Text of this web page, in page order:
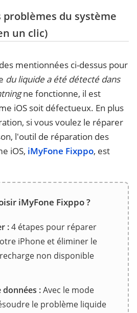
problèmes du système
un clic)
mentionnées ci-dessus pour
du liquide a été détecté dans
ne fonctionne, il est
iOS soit défectueux. En plus
si vous voulez le réparer
l'outil de réparation des
iOS, iMyFone Fixppo, est
iMyFone Fixppo ?
:4 étapes pour réparer
iPhone et éliminer le
non disponible
données :Avec le mode
le problème liquide